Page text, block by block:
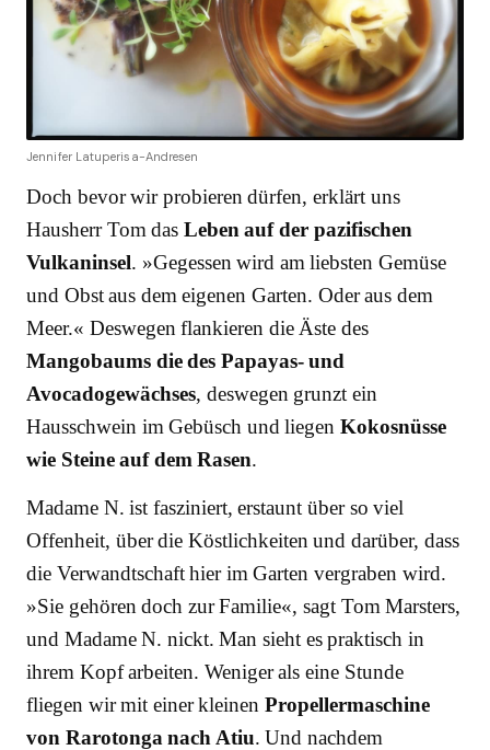
Jennifer Latuperisa-Andresen
Doch bevor wir probieren dürfen, erklärt uns
Hausherr Tom das Leben auf der pazifischen
Vulkaninsel. »Gegessen wird am liebsten Gemüse
und Obst aus dem eigenen Garten. Oder aus dem
Meer.« Deswegen flankieren die Äste des
Mangobaums die des Papayas- und
Avocadogewächses, deswegen grunzt ein
Hausschwein im Gebüsch und liegenKokosnüsse
wie Steine auf dem Rasen.
Madame N. ist fasziniert, erstaunt über so viel
Offenheit, über die Köstlichkeiten und darüber, dass
die Verwandtschaft hier im Garten vergraben wird.
»Sie gehören doch zur Familie«, sagt Tom Marsters,
und Madame N. nickt. Man sieht es praktisch in
ihrem Kopf arbeiten. Weniger als eine Stunde
fliegen wir mit einer kleinenPropellermaschine
von Rarotonga nach Atiu. Und nachdem